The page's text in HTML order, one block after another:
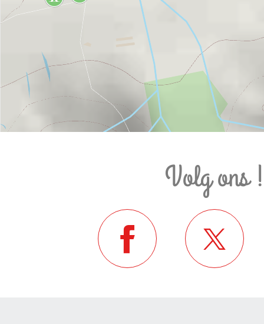
Volg ons !